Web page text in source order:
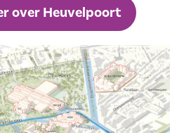
over Heuvelpoort